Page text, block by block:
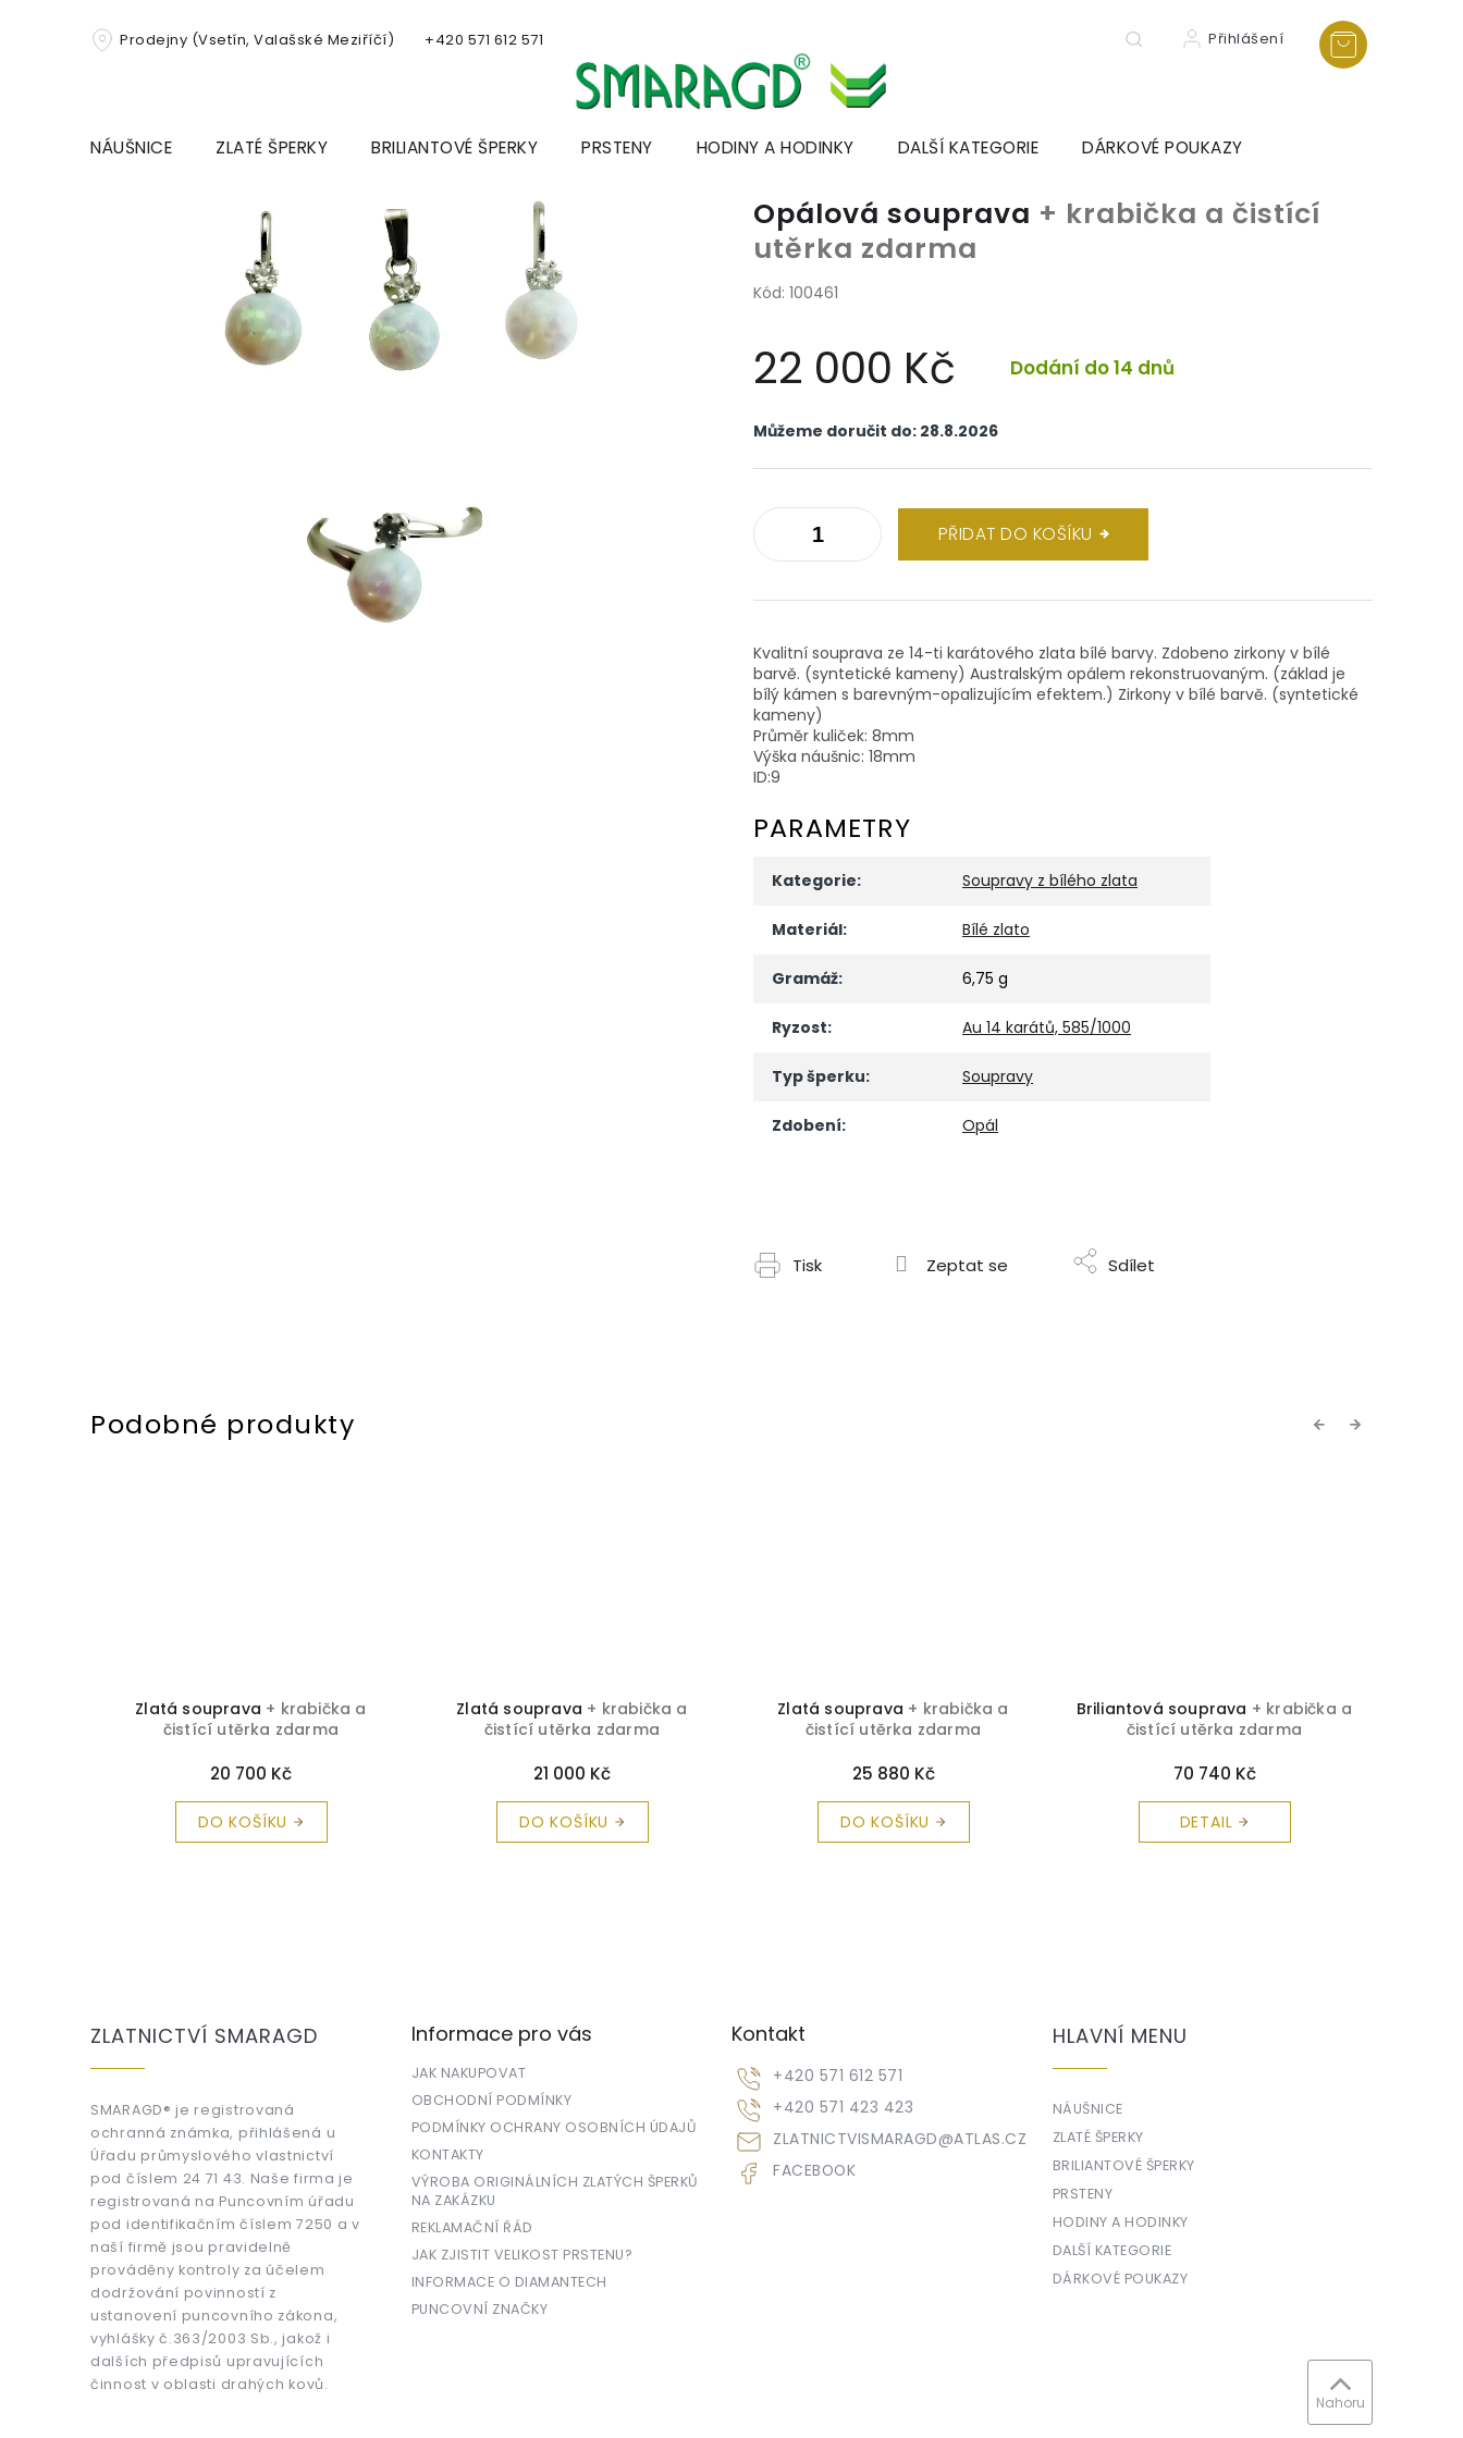
Prodejny (Vsetín, Valašské Meziříčí) +420 571 612 571 Přihlášení
NÁUŠNICE ZLATÉ ŠPERKY BRILIANTOVÉ ŠPERKY PRSTENY HODINY A HODINKY DALŠÍ KATEGORIE DÁRKOVÉ POUKAZY
Opálová souprava + krabička a čistící
utěrka zdarma
Kód: 100461
22 000 Kč Dodání do 14 dnů
cena:
Můžeme doručit do: 28.8.2026
PŘIDAT DO KOŠÍKU
Kvalitní souprava ze 14-ti karátového zlata bílé barvy. Zdobeno zirkony v bílé
barvě. (syntetické kameny) Australským opálem rekonstruovaným. (základ je
bílý kámen s barevným-opalizujícím efektem.) Zirkony v bílé barvě. (syntetické
kameny)
Průměr kuliček: 8mm
Výška náušnic: 18mm
ID:9
PARAMETRY
Kategorie: Soupravy z bílého zlata
Materiál: Bílé zlato
Gramáž: 6,75 g
Ryzost: Au 14 karátů, 585/1000
Typ šperku: Soupravy
Zdobení: Opál
Tisk Zeptat se Sdílet
Previous
Zlatá souprava + krabička a
čistící utěrka zdarma
20 700 Kč
DO KOŠÍKU
Zlatá souprava + krabička a
čistící utěrka zdarma
21 000 Kč
DO KOŠÍKU
Zlatá souprava + krabička a
čistící utěrka zdarma
25 880 Kč
DO KOŠÍKU
Briliantová souprava + krabička a
čistící utěrka zdarma
70 740 Kč
DETAIL
Next
ZLATNICTVÍ SMARAGD
SMARAGD® je registrovaná
ochranná známka, přihlášená u
Úřadu průmyslového vlastnictví
pod číslem 24 71 43. Naše firma je
registrovaná na Puncovním úřadu
pod identifikačním číslem 7250 a v
naší firmě jsou pravidelně
prováděny kontroly za účelem
dodržování povinností z
ustanovení puncovního zákona,
vyhlášky č.363/2003 Sb., jakož i
dalších předpisů upravujících
činnost v oblasti drahých kovů.
Informace pro vás
JAK NAKUPOVAT
OBCHODNÍ PODMÍNKY
PODMÍNKY OCHRANY OSOBNÍCH ÚDAJŮ
KONTAKTY
VÝROBA ORIGINÁLNÍCH ZLATÝCH ŠPERKŮ
NA ZAKÁZKU
REKLAMAČNÍ ŘÁD
JAK ZJISTIT VELIKOST PRSTENU?
INFORMACE O DIAMANTECH
PUNCOVNÍ ZNAČKY
Kontakt
ZLATNICTVISMARAGD@ATLAS.CZ
+420 571 612 571
+420 571 423 423
FACEBOOK
HLAVNÍ MENU
NÁUŠNICE
ZLATÉ ŠPERKY
BRILIANTOVÉ ŠPERKY
PRSTENY
HODINY A HODINKY
DALŠÍ KATEGORIE
DÁRKOVÉ POUKAZY
Nahoru